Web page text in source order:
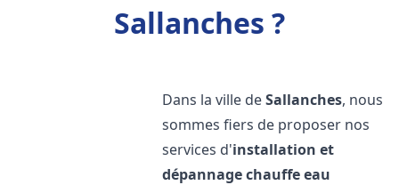
Sallanches ?
Dans la ville deSallanches, nous
sommes fiers de proposer nos
services d'installation et
dépannage chauffe eau